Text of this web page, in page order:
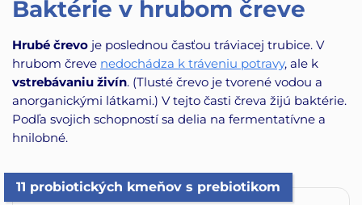
Baktérie v hrubom čreve
Hrubé črevo je poslednou časťou tráviacej trubice. V
hrubom čreve nedochádza k tráveniu potravy, ale k
vstrebávaniu živín. (Tlusté črevo je tvorené vodou a
anorganickými látkami.) V tejto časti čreva žijú baktérie.
Podľa svojich schopností sa delia na fermentatívne a
hnilobné.
11 probiotických kmeňov s prebiotikom